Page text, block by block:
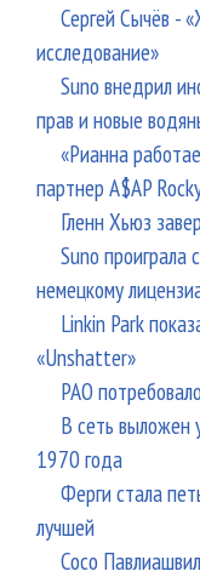
Сергей Сычёв -
исследование»
Suno внедрил
прав и новые
«Рианна
партнер A$AP
Гленн Хьюз
Suno проиграла
немецкому
Linkin Park
«Unshatter»
РАО
В сеть выложен
1970 года
Ферги стала
лучшей
Сосо